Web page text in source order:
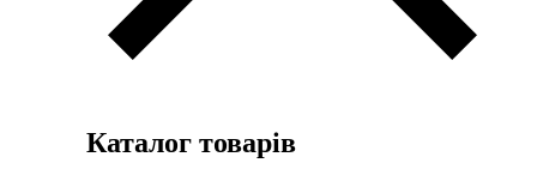
Каталог товарів